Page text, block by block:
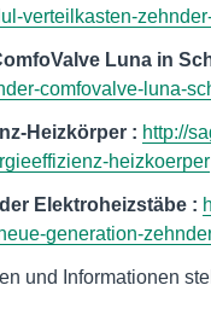
verteilkasten-
Luna in
comfovalve-luna-
Heizkörper : http://
heizkoerper
Elektroheizstäbe :
generation-
und Informationen